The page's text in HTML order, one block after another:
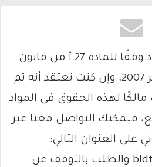
يتم الاستخدام المواد وفقًا للمادة 27 أ من قانون
حقوق التأليف والنشر 2007، وإن كنت تعتقد أنه تم
لهذه الحقوق في المواد
فيمكنك التواصل معنا عبر
على العنوان التالي:
bldtna3@gmail.com والطلب بالتوقف عن